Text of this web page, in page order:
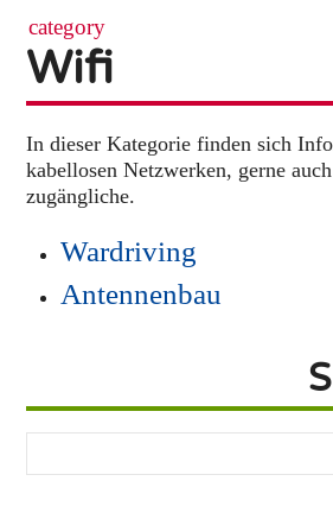
category
Wifi
In dieser Kategorie finden sich
kabellosen Netzwerken, gerne
zugängliche.
Wardriving
Antennenbau